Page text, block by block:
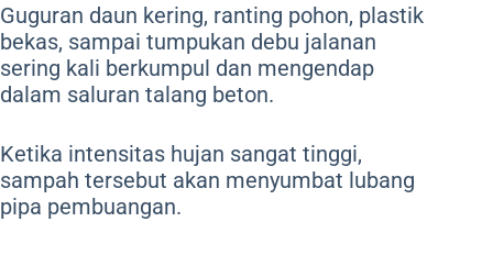
Guguran daun kering, ranting pohon, plastik
bekas, sampai tumpukan debu jalanan
sering kali berkumpul dan mengendap
dalam saluran talang beton.
Ketika intensitas hujan sangat tinggi,
sampah tersebut akan menyumbat lubang
pipa pembuangan.